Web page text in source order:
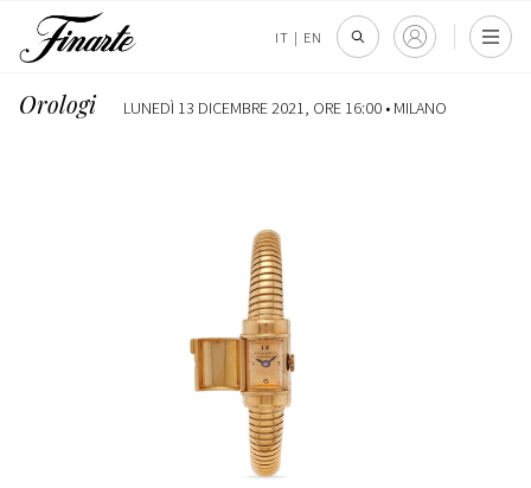
IT | EN
Orologi LUNEDÌ 13 DICEMBRE 2021, ORE 16:00 • MILANO